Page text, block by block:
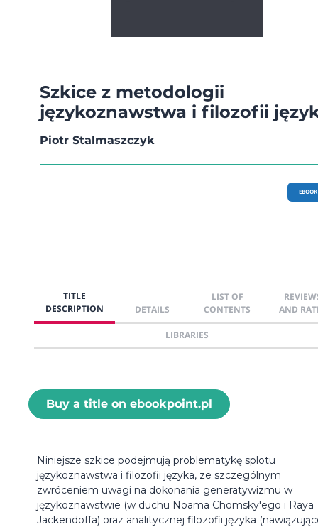
Szkice z metodologii
językoznawstwa i filozofii
Piotr Stalmaszczyk
EBOOK
TITLE
DESCRIPTION
DETAILS
LIST OF
CONTENTS
AND
LIBRARIES
Buy a title on ebookpoint.pl
Niniejsze szkice podejmują problematykę splotu
językoznawstwa i filozofii języka, ze szczególnym
zwróceniem uwagi na dokonania generatywizmu w
językoznawstwie (w duchu Noama Chomsky'ego i Raya
Jackendoffa) oraz analitycznej filozofii języka